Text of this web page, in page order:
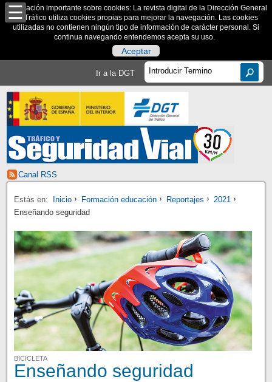
Información importante sobre cookies: La revista digital de la Dirección General
de Tráfico utiliza cookies propias para mejorar la navegación. Las cookies
utilizadas no contienen ningún tipo de información de carácter personal. Si
continua navegando entendemos acepta su uso.
Aceptar
Ir a la DGT
Canal RSS
Estás en: Inicio Formación educación Reportajes
2021
Enseñando seguridad
BICICLETA
Enseñando seguridad